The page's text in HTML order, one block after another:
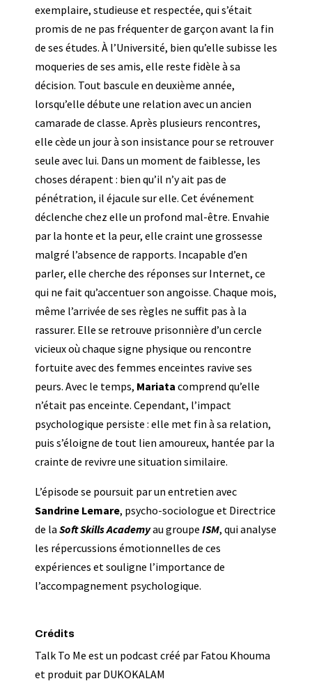
exemplaire, studieuse et respectée, qui s’était
promis de ne pas fréquenter de garçon avant la fin
de ses études. À l’Université, bien qu’elle subisse les
moqueries de ses amis, elle reste fidèle à sa
décision. Tout bascule en deuxième année,
lorsqu’elle débute une relation avec un ancien
camarade de classe. Après plusieurs rencontres,
elle cède un jour à son insistance pour se retrouver
seule avec lui. Dans un moment de faiblesse, les
choses dérapent : bien qu’il n’y ait pas de
pénétration, il éjacule sur elle. Cet événement
déclenche chez elle un profond mal-être. Envahie
par la honte et la peur, elle craint une grossesse
malgré l’absence de rapports. Incapable d’en
parler, elle cherche des réponses sur Internet, ce
qui ne fait qu’accentuer son angoisse. Chaque mois,
même l’arrivée de ses règles ne suffit pas à la
rassurer. Elle se retrouve prisonnière d’un cercle
vicieux où chaque signe physique ou rencontre
fortuite avec des femmes enceintes ravive ses
peurs. Avec le temps, Mariata comprend qu’elle
n’était pas enceinte. Cependant, l’impact
psychologique persiste : elle met fin à sa relation,
puis s’éloigne de tout lien amoureux, hantée par la
crainte de revivre une situation similaire.
L’épisode se poursuit par un entretien avec
Sandrine Lemare, psycho-sociologue et Directrice
de la Soft Skills Academyau groupe ISM, qui analyse
les répercussions émotionnelles de ces
expériences et souligne l’importance de
l’accompagnement psychologique.
Crédits
Talk To Me est un podcast créé par Fatou Khouma
et produit par DUKOKALAM